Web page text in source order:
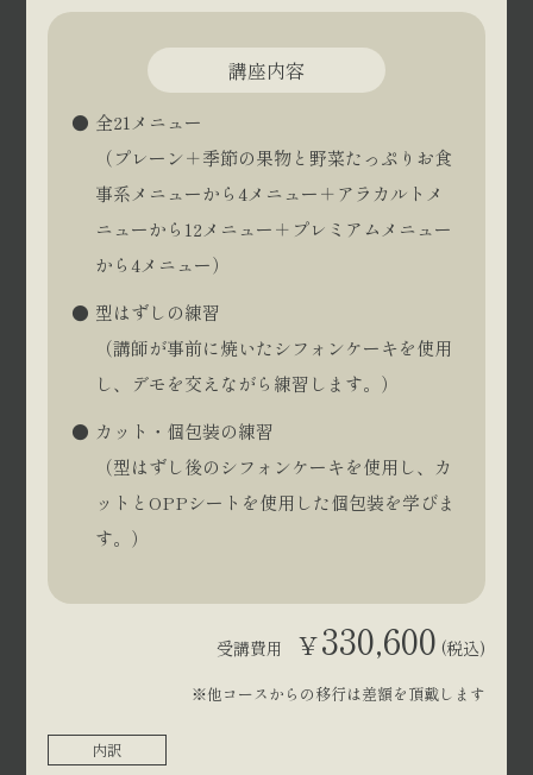
講座内容
全21メニュー
（プレーン＋季節の果物と野菜たっぷりお食
事系メニューから4メニュー＋アラカルトメ
ニューから12メニュー＋プレミアムメニュー
から4メニュー）
型はずしの練習
（講師が事前に焼いたシフォンケーキを使用
し、デモを交えながら練習します。）
カット・個包装の練習
（型はずし後のシフォンケーキを使用し、カ
ットとOPPシートを使用した個包装を学びま
す。）
受講費用 ¥330,600 (税込)
※他コースからの移行は差額を頂戴します
内訳